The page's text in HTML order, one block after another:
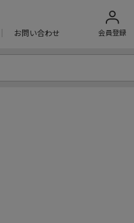
お問い合わせ 会員登録